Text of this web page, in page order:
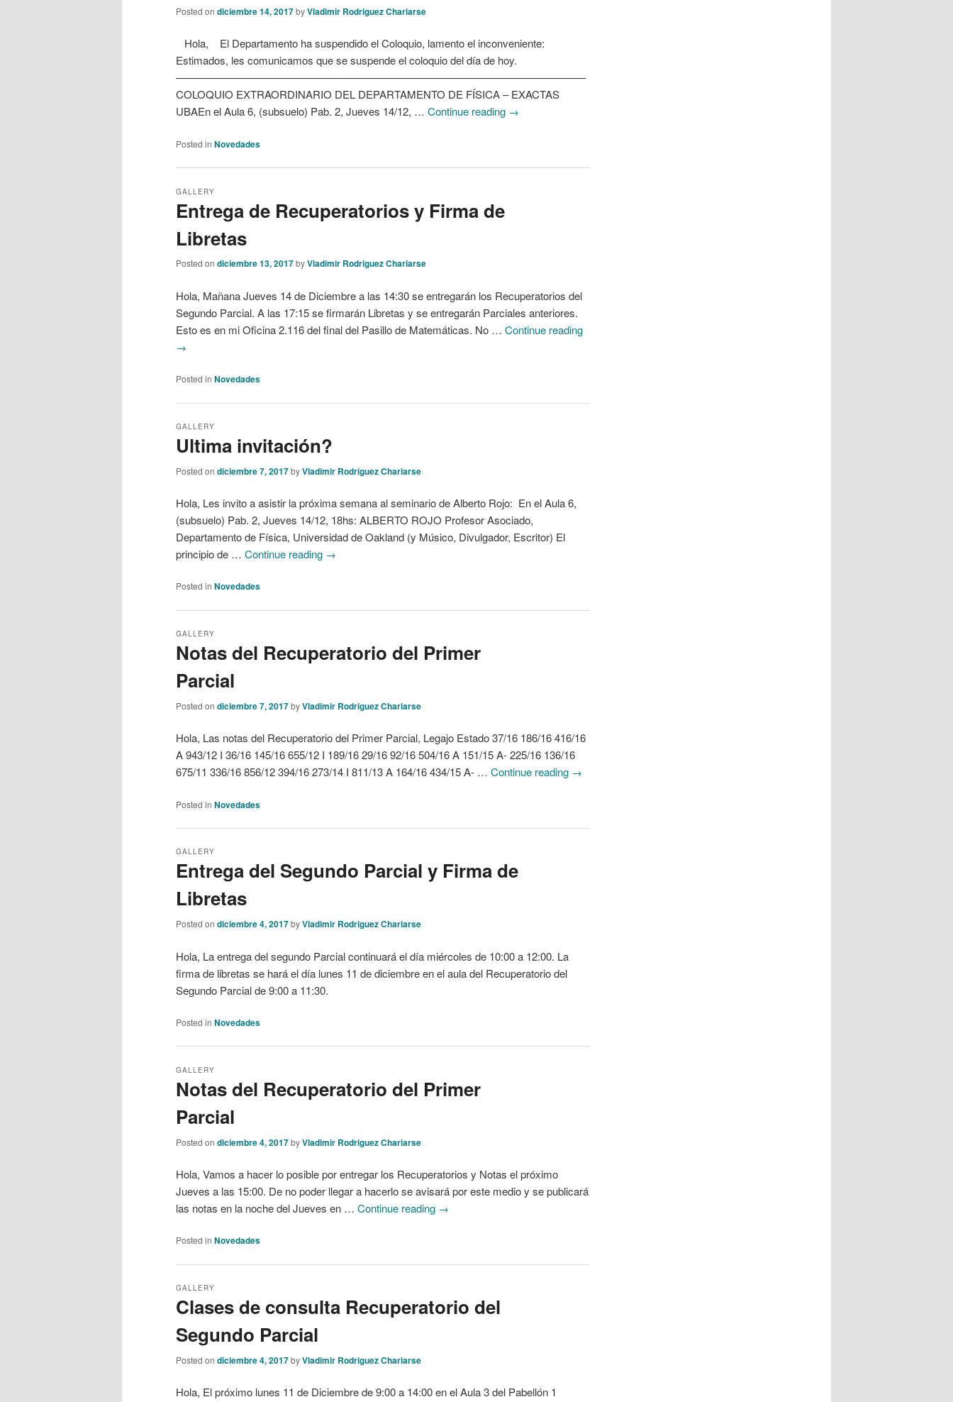
Posted on diciembre 14, 2017byVladimir Rodriguez Chariarse
Hola, El Departamento ha suspendido el Coloquio, lamento el inconveniente:
Estimados, les comunicamos que se suspende el coloquio del día de hoy.
——————————————————————————————————————–
COLOQUIO EXTRAORDINARIO DEL DEPARTAMENTO DE FÍSICA – EXACTAS
UBAEn el Aula 6, (subsuelo) Pab. 2, Jueves 14/12, … Continue reading →
Posted in Novedades
Entrega de Recuperatorios y Firma de
Libretas
GALLERY
Posted on diciembre 13, 2017byVladimir Rodriguez Chariarse
Hola, Mañana Jueves 14 de Diciembre a las 14:30 se entregarán los Recuperatorios del
Segundo Parcial. A las 17:15 se firmarán Libretas y se entregarán Parciales anteriores.
Esto es en mi Oficina 2.116 del final del Pasillo de Matemáticas. No … Continue reading
→
Posted in Novedades
Ultima invitación?
GALLERY
Posted on diciembre 7, 2017byVladimir Rodriguez Chariarse
Hola, Les invito a asistir la próxima semana al seminario de Alberto Rojo: En el Aula 6,
(subsuelo) Pab. 2, Jueves 14/12, 18hs: ALBERTO ROJO Profesor Asociado,
Departamento de Física, Universidad de Oakland (y Músico, Divulgador, Escritor) El
principio de … Continue reading →
Posted in Novedades
Notas del Recuperatorio del Primer
Parcial
GALLERY
Posted on diciembre 7, 2017byVladimir Rodriguez Chariarse
Hola, Las notas del Recuperatorio del Primer Parcial, Legajo Estado 37/16 186/16 416/16
A 943/12 I 36/16 145/16 655/12 I 189/16 29/16 92/16 504/16 A 151/15 A- 225/16 136/16
675/11 336/16 856/12 394/16 273/14 I 811/13 A 164/16 434/15 A- … Continue reading →
Posted in Novedades
Entrega del Segundo Parcial y Firma de
Libretas
GALLERY
Posted on diciembre 4, 2017byVladimir Rodriguez Chariarse
Hola, La entrega del segundo Parcial continuará el día miércoles de 10:00 a 12:00. La
firma de libretas se hará el día lunes 11 de diciembre en el aula del Recuperatorio del
Segundo Parcial de 9:00 a 11:30.
Posted in Novedades
Notas del Recuperatorio del Primer
Parcial
GALLERY
Posted on diciembre 4, 2017byVladimir Rodriguez Chariarse
Hola, Vamos a hacer lo posible por entregar los Recuperatorios y Notas el próximo
Jueves a las 15:00. De no poder llegar a hacerlo se avisará por este medio y se publicará
las notas en la noche del Jueves en … Continue reading →
Posted in Novedades
Clases de consulta Recuperatorio del
Segundo Parcial
GALLERY
Posted on diciembre 4, 2017byVladimir Rodriguez Chariarse
Hola, El próximo lunes 11 de Diciembre de 9:00 a 14:00 en el Aula 3 del Pabellón 1